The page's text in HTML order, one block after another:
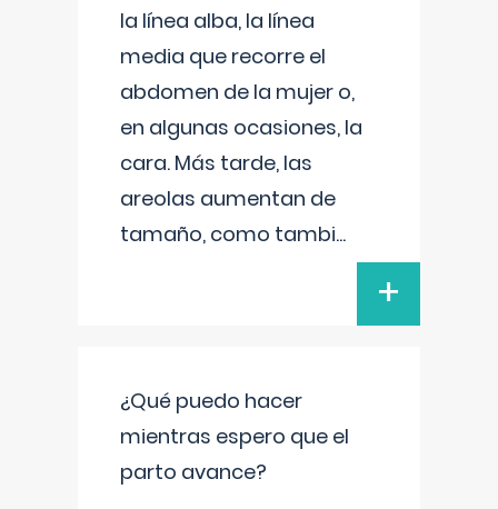
la línea alba, la línea
media que recorre el
abdomen de la mujer o,
en algunas ocasiones, la
cara. Más tarde, las
areolas aumentan de
tamaño, como tambi...
+
¿Qué puedo hacer
mientras espero que el
parto avance?